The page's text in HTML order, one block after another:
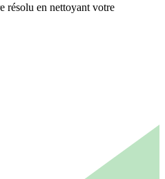
résolu en nettoyant votre